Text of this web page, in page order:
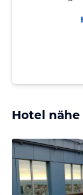
Hotel